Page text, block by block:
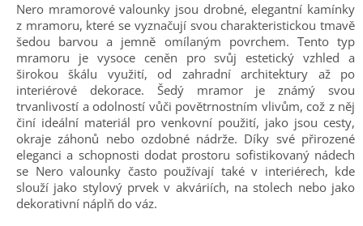
Nero mramorové valounky jsou drobné, elegantní kamínky
z mramoru, které se vyznačují svou charakteristickou tmavě
šedou barvou a jemně omílaným povrchem. Tento typ
mramoru je vysoce ceněn pro svůj estetický vzhled a
širokou škálu využití, od zahradní architektury až po
interiérové dekorace. Šedý mramor je známý svou
trvanlivostí a odolností vůči povětrnostním vlivům, což z něj
činí ideální materiál pro venkovní použití, jako jsou cesty,
okraje záhonů nebo ozdobné nádrže. Díky své přirozené
eleganci a schopnosti dodat prostoru sofistikovaný nádech
se Nero valounky často používají také v interiérech, kde
slouží jako stylový prvek v akváriích, na stolech nebo jako
dekorativní náplň do váz.